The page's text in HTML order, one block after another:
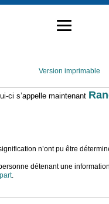
Version imprimable
ci s’appelle maintenant
n’ont pu être
détenant une
.